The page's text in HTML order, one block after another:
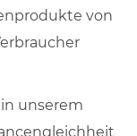
von
unserem